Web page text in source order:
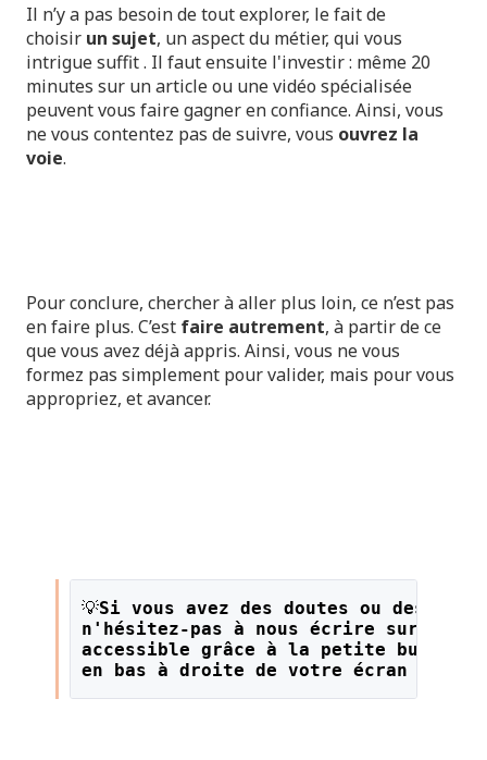
Il n’y a pas besoin de tout explorer, le fait de
choisir un sujet, un aspect du métier, qui vous
intrigue suffit . Il faut ensuite l'investir : même 20
minutes sur un article ou une vidéo spécialisée
peuvent vous faire gagner en confiance. Ainsi, vous
ne vous contentez pas de suivre, vous ouvrez la
voie.
Pour conclure, chercher à aller plus loin, ce n’est pas
en faire plus. C’est faire autrement, à partir de ce
que vous avez déjà appris. Ainsi, vous ne vous
formez pas simplement pour valider, mais pour vous
appropriez, et avancer.
💡Si vous avez des doutes ou des
n'hésitez-pas à nous écrire sur le
accessible grâce à la petite bulle
en bas à droite de votre écran !